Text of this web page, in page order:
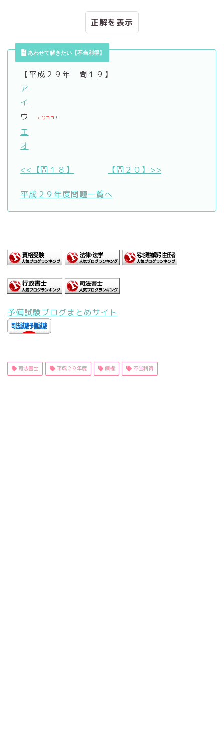
正解
あわせて解きたい【不当利得】
【平成２９年 問１９】
ア
イ
ウ
←今ココ！
エ
オ
<<【問１８】 【問２０】>>
平成２９年度問題一覧へ
予備試験ブログまとめサイト
司法書士 平成２９年度 債権 不当利得